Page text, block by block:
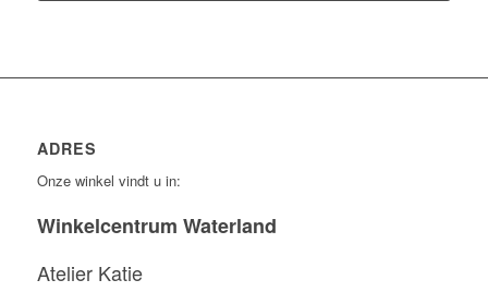
ADRES
Onze winkel vindt u in:
Winkelcentrum Waterland
Atelier Katie